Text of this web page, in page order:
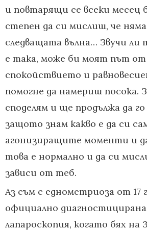
и повтарящи се всеки месец
степен да си мислиш, че
следващата вълна… Звучи ли
е така, може би моят път от
спокойствието и
помогне да намериш посока.
споделям и ще продължа да го
защото знам какво е да си
агонизиращите моменти и
това е нормално и да си
зависи от теб.
Аз съм с еднометриоза от 17
официално
лапароскопия, когато бях на